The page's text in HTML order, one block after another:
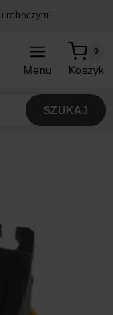
roboczym!
Menu Koszyk
0
SZUKAJ